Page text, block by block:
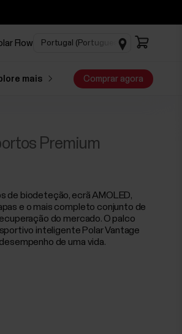
Flow
mais Comprar agora
Premium
de biodeteção, ecrã AMOLED,
e o mais completo conjunto de
do mercado. O palco
inteligente Polar Vantage
de uma vida.